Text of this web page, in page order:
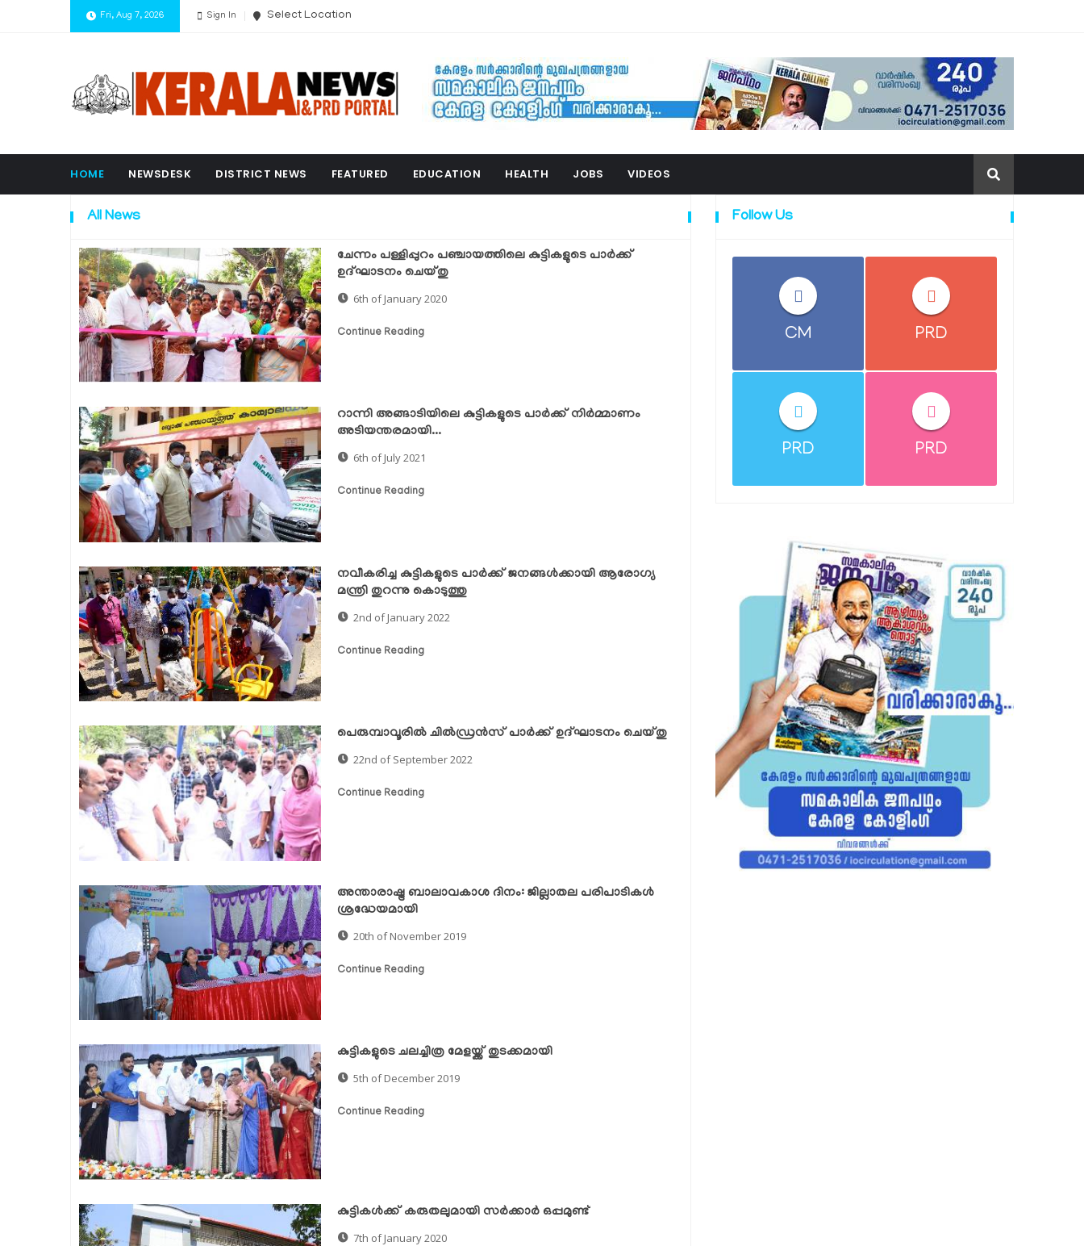
Fri, Aug 7, 2026 Sign In Select Location
HOME NEWSDESK DISTRICT NEWS FEATURED EDUCATION HEALTH JOBS VIDEOS
All News
ചേന്നം പള്ളിപ്പുറം പഞ്ചായത്തിലെ കുട്ടികളുടെ പാര്‍ക്ക്
ഉദ്ഘാടനം ചെയ്തു
6th of January 2020
Continue Reading
റാന്നി അങ്ങാടിയിലെ കുട്ടികളുടെ പാര്‍ക്ക് നിര്‍മ്മാണം
അടിയന്തരമായി...
6th of July 2021
Continue Reading
നവീകരിച്ച കുട്ടികളുടെ പാര്‍ക്ക് ജനങ്ങള്‍ക്കായി ആരോഗ്യ
മന്ത്രി തുറന്നു കൊടുത്തു
2nd of January 2022
Continue Reading
പെരുമ്പാവൂരിൽ ചിൽഡ്രൻസ് പാർക്ക് ഉദ്ഘാടനം ചെയ്തു
22nd of September 2022
Continue Reading
അന്താരാഷ്ട്ര ബാലാവകാശ ദിനം: ജില്ലാതല പരിപാടികള്‍
ശ്രദ്ധേയമായി
20th of November 2019
Continue Reading
കുട്ടികളുടെ ചലച്ചിത്ര മേളയ്ക്ക് തുടക്കമായി
5th of December 2019
Continue Reading
കുട്ടികള്‍ക്ക് കരുതലുമായി സര്‍ക്കാര്‍ ഒപ്പമുണ്ട്
7th of January 2020
Follow Us
CM PRD
PRD PRD